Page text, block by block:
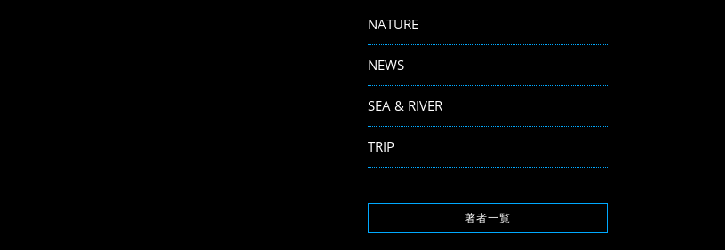
NATURE
NEWS
SEA & RIVER
TRIP
著者一覧